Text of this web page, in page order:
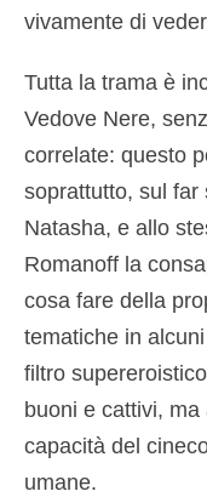
vivamente di
Tutta la trama è
Vedove Nere,
correlate: questo
soprattutto, sul far
Natasha, e allo
Romanoff la
cosa fare della
tematiche in
filtro
buoni e cattivi,
capacità del
umane.